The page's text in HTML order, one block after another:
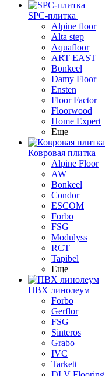
SPC-плитка
Alpine floor
Alta step
Aquafloor
ART EAST
Bonkeel
Damy Floor
Ensten
Floor Factor
Floorwood
Home Expert
Еще
Ковровая плитка
Alpine Floor
AW
Bonkeel
Condor
ESCOM
Forbo
FSG
Modulyss
RCT
Tapibel
Еще
ПВХ линолеум
Forbo
Gerflor
FSG
Sinteros
Grabo
IVC
Tarkett